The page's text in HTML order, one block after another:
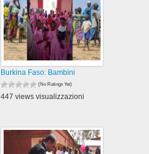
Burkina Faso: Bambini
(No Ratings Yet)
447 views visualizzazioni